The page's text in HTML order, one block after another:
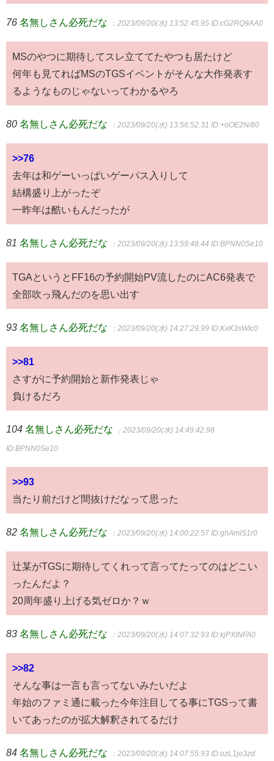
76 名無しさん必死だな ：2023/09/20(水) 13:52:45.95 ID:cG2RQ9AA0
MSのやつに期待してスレ立ててたやつも居たけど
何年も見てればMSのTGSイベントがそんな大作発表す
るようなものじゃないってわかるやろ
80 名無しさん必死だな ：2023/09/20(水) 13:56:52.31 ID:+oOE2N/80
>>76
去年は和ゲーいっぱいゲーパス入りして
結構盛り上がったぞ
一昨年は酷いもんだったが
81 名無しさん必死だな ：2023/09/20(水) 13:59:48.44 ID:BPNN0Se10
TGAというとFF16の予約開始PV流したのにAC6発表で
全部吹っ飛んだのを思い出す
93 名無しさん必死だな ：2023/09/20(水) 14:27:29.99 ID:KxK3sWic0
>>81
さすがに予約開始と新作発表じゃ
負けるだろ
104 名無しさん必死だな ：2023/09/20(水) 14:49:42.98
ID:BPNN0Se10
>>93
当たり前だけど間抜けだなって思った
82 名無しさん必死だな ：2023/09/20(水) 14:00:22.57 ID:ghAmIS1r0
辻某がTGSに期待してくれって言ってたってのはどこい
ったんだよ？
20周年盛り上げる気ゼロか？ｗ
83 名無しさん必死だな ：2023/09/20(水) 14:07:32.93 ID:kjPXtNFA0
>>82
そんな事は一言も言ってないみたいだよ
年始のファミ通に載った今年注目してる事にTGSって書
いてあったのが拡大解釈されてるだけ
84 名無しさん必死だな ：2023/09/20(水) 14:07:55.93 ID:ozL1jo3zd